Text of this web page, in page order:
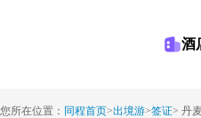
酒
您所在位置： 同程首页>出境游>签证> 丹